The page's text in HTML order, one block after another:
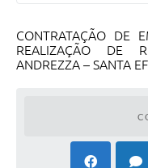
CONTRATAÇÃO DE
REALIZAÇÃO DE
ANDREZZA – SANTA